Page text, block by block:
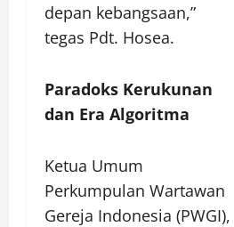
depan kebangsaan,”
tegas Pdt. Hosea.
Paradoks Kerukunan
dan Era Algoritma
Ketua Umum
Perkumpulan Wartawan
Gereja Indonesia (PWGI),